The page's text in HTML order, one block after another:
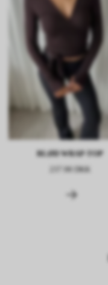
BLØD WRAP-TOP
237.98 DKK